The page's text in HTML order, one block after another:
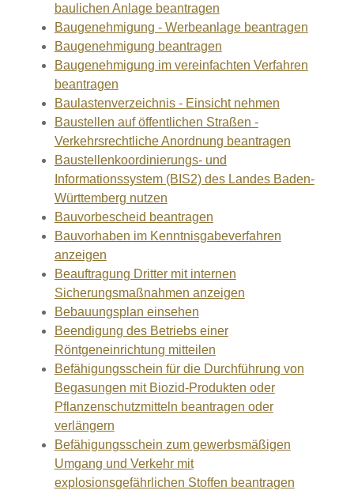
baulichen Anlage beantragen
Baugenehmigung - Werbeanlage beantragen
Baugenehmigung beantragen
Baugenehmigung im vereinfachten Verfahren
beantragen
Baulastenverzeichnis - Einsicht nehmen
Baustellen auf öffentlichen Straßen -
Verkehrsrechtliche Anordnung beantragen
Baustellenkoordinierungs- und
Informationssystem (BIS2) des Landes Baden-
Württemberg nutzen
Bauvorbescheid beantragen
Bauvorhaben im Kenntnisgabeverfahren
anzeigen
Beauftragung Dritter mit internen
Sicherungsmaßnahmen anzeigen
Bebauungsplan einsehen
Beendigung des Betriebs einer
Röntgeneinrichtung mitteilen
Befähigungsschein für die Durchführung von
Begasungen mit Biozid-Produkten oder
Pflanzenschutzmitteln beantragen oder
verlängern
Befähigungsschein zum gewerbsmäßigen
Umgang und Verkehr mit
explosionsgefährlichen Stoffen beantragen